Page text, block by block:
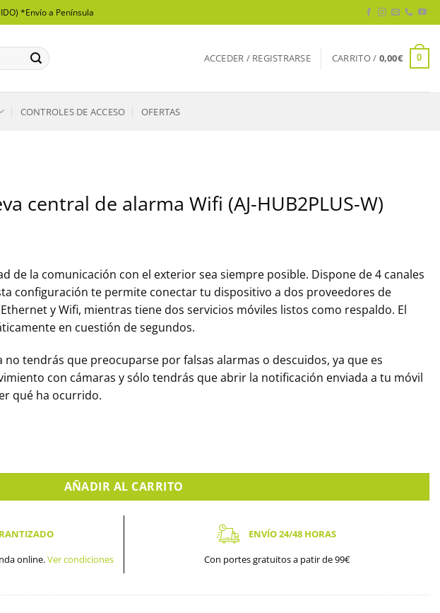
*Envío a Península
ACCEDER / REGISTRARSE CARRITO / 0,00€ 0
CONTROLES DE ACCESO OFERTAS
central de alarma Wifi (AJ-HUB2PLUS-W)
de la comunicación con el exterior sea siempre posible. Dispone de 4 canales
configuración te permite conectar tu dispositivo a dos proveedores de
y Wifi, mientras tiene dos servicios móviles listos como respaldo. El
en cuestión de segundos.
no tendrás que preocuparse por falsas alarmas o descuidos, ya que es
con cámaras y sólo tendrás que abrir la notificación enviada a tu móvil
qué ha ocurrido.
Wifi (AJ-HUB2PLUS-W) cantidad
AÑADIR AL CARRITO
online.Ver condiciones
ENVÍO 24/48 HORAS
Con portes gratuitos a patir de 99€